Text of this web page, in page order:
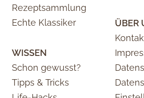
Rezeptsammlung
Echte Klassiker
WISSEN
Schon gewusst?
Tipps & Tricks
ÜBER